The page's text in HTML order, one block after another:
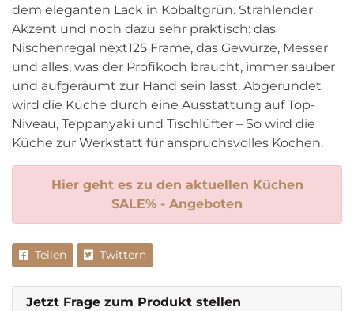
dem eleganten Lack in Kobaltgrün. Strahlender
Akzent und noch dazu sehr praktisch: das
Nischenregal next125 Frame, das Gewürze, Messer
und alles, was der Profikoch braucht, immer sauber
und aufgeräumt zur Hand sein lässt. Abgerundet
wird die Küche durch eine Ausstattung auf Top-
Niveau, Teppanyaki und Tischlüfter – So wird die
Küche zur Werkstatt für anspruchsvolles Kochen.
Hier geht es zu den aktuellen Küchen
SALE% - Angeboten
Teilen Twittern
Jetzt Frage zum Produkt stellen